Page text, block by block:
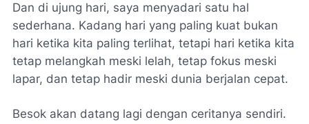
Dan di ujung hari, saya menyadari satu hal
sederhana. Kadang hari yang paling kuat bukan
hari ketika kita paling terlihat, tetapi hari ketika kita
tetap melangkah meski lelah, tetap fokus meski
lapar, dan tetap hadir meski dunia berjalan cepat.
Besok akan datang lagi dengan ceritanya sendiri.